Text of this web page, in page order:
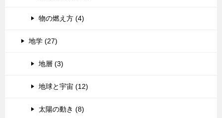
物の燃え方 (4)
地学 (27)
地層 (3)
地球と宇宙 (12)
太陽の動き (8)